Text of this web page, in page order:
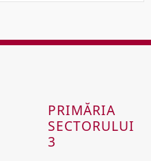
PRIMĂRIA
SECTORULUI
3